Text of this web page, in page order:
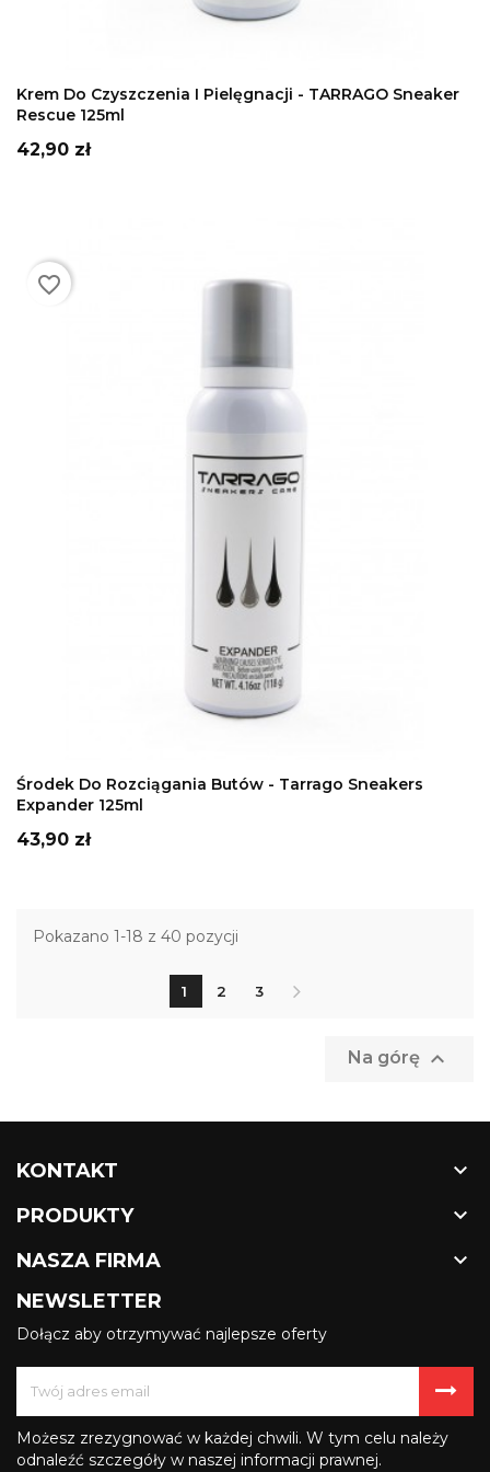
Krem Do Czyszczenia I Pielęgnacji - TARRAGO Sneaker
Rescue 125ml
Cena
42,90 zł
Środek Do Rozciągania Butów - Tarrago Sneakers
Expander 125ml
Cena
43,90 zł
favorite_border
Pokazano 1-18 z 40 pozycji
1 2 3
Na górę 
KONTAKT 
PRODUKTY 
NASZA FIRMA 
NEWSLETTER
Dołącz aby otrzymywać najlepsze oferty
Możesz zrezygnować w każdej chwili. W tym celu należy
odnaleźć szczegóły w naszej informacji prawnej.